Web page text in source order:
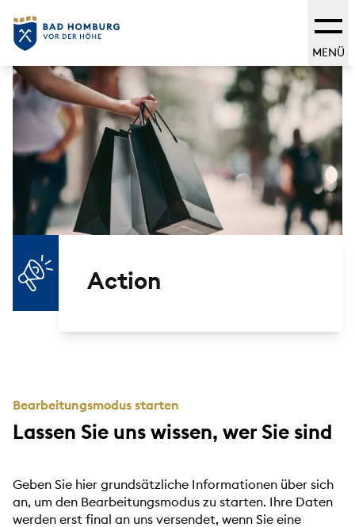
MENÜ
Action
Bearbeitungsmodus starten
Lassen Sie uns wissen, wer Sie sind
Geben Sie hier grundsätzliche Informationen über sich
an, um den Bearbeitungsmodus zu starten. Ihre Daten
werden erst final an uns versendet, wenn Sie eine